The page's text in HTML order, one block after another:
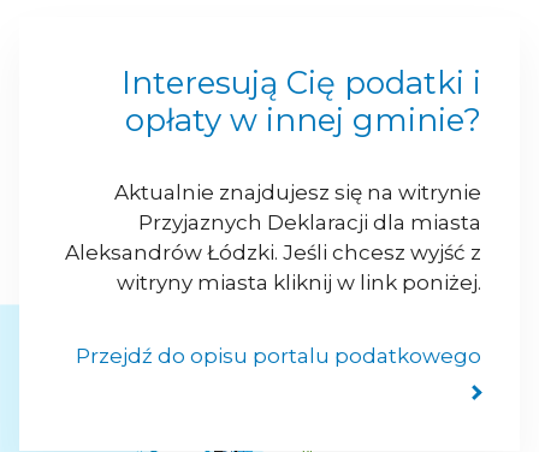
Interesują Cię podatki i
opłaty w innej gminie?
Aktualnie znajdujesz się na witrynie
Przyjaznych Deklaracji dla miasta
Aleksandrów Łódzki. Jeśli chcesz wyjść z
witryny miasta kliknij w link poniżej.
Przejdź do opisu portalu podatkowego